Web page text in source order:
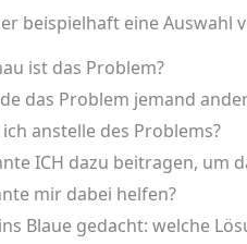
beispielhaft eine Auswahl
ist das Problem?
das Problem jemand
anstelle des Problems?
ICH dazu beitragen, um
mir dabei helfen?
Blaue gedacht: welche